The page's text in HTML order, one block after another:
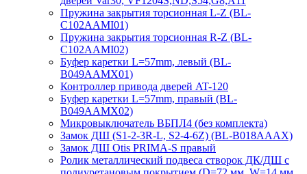
Пружина закрытия торсионная L-Z (BL-
C102AAMI01)
Пружина закрытия торсионная R-Z (BL-
C102AAMI02)
Буфер каретки L=57mm, левый (BL-
B049AAMX01)
Контроллер привода дверей AT-120
Буфер каретки L=57mm, правый (BL-
B049AAMX02)
Микровыключатель ВБПЛ4 (без комплекта)
Замок ДШ (S1-2-3R-L, S2-4-6Z) (BL-B018AAAX)
Замок ДШ Otis PRIMA-S правый
Ролик металлический подвеса створок ДК/ДШ с